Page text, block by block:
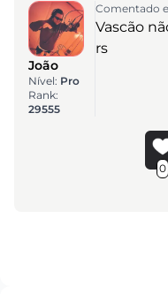
João
Nível: Pro
Rank:
29555
Comentado
Vascão
rs
0